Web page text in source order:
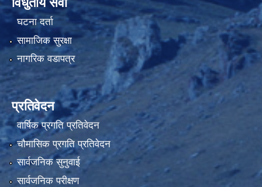
घटना दर्ता
सामाजिक सुरक्षा
नागरिक वडापत्र
प्रतिवेदन
वार्षिक प्रगति प्रतिवेदन
चौमासिक प्रगति प्रतिवेदन
सार्वजनिक सुनुवाई
सार्वजनिक परीक्षण